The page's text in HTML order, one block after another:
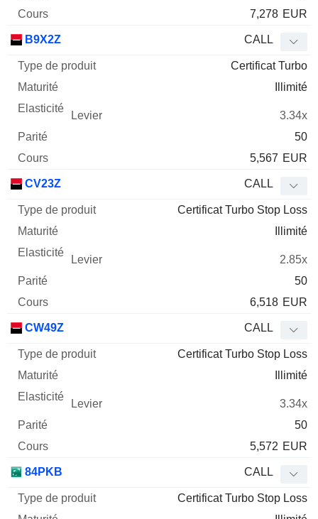
7,278 EUR
B9X2Z CALL
Certificat Turbo
Illimité
3.34x
50
5,567 EUR
CV23Z CALL
Certificat Turbo Stop Loss
Illimité
2.85x
50
6,518 EUR
CW49Z CALL
Certificat Turbo Stop Loss
Illimité
3.34x
50
5,572 EUR
84PKB CALL
Certificat Turbo Stop Loss